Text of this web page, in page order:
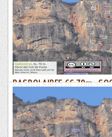
Bon Any gent , desitgem de tot cor
comencen us sigo ben profitós.
recull dels desitjos que tenim i que
Lo gall
RASBOLAIRES 6C 70m.-
PORTA-MONTROIG
Bon Any gent , desitgem de tot cor
comencen us sigo ben profitós.
recull dels desitjos que tenim i que